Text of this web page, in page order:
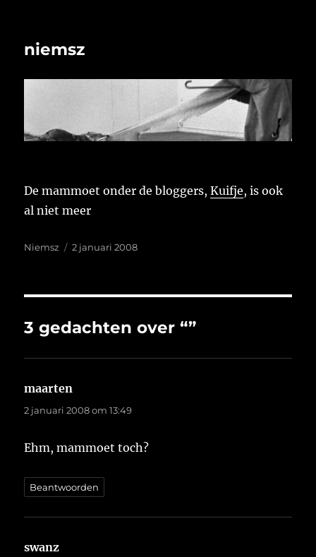
niemsz
De mammoet onder de bloggers,Kuifje, is ook
al niet meer
Auteur
Niemsz
Geplaatst
2 januari 2008
3 gedachten over “”
maarten
2 januari 2008 om 13:49
Ehm, mammoet toch?
Beantwoorden
swanz